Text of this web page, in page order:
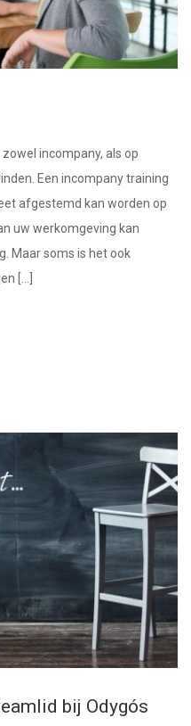
incompany, als op
Een incompany training
afgestemd kan worden op
uw werkomgeving kan
Maar soms is het ook
[…]
bij Odygós